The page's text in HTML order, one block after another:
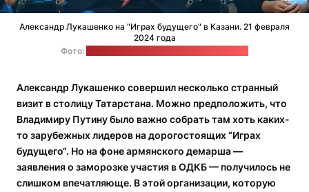
Александр Лукашенко на "Играх будущего" в Казани. 21 февраля
2024 года
Фото:
Александр Лукашенко совершил несколько странный
визит в столицу Татарстана. Можно предположить, что
Владимиру Путину было важно собрать там хоть каких-
то зарубежных лидеров на дорогостоящих “Играх
будущего“. Но на фоне армянского демарша —
заявления о заморозке участия в ОДКБ — получилось не
слишком впечатляюще. В этой организации, которую